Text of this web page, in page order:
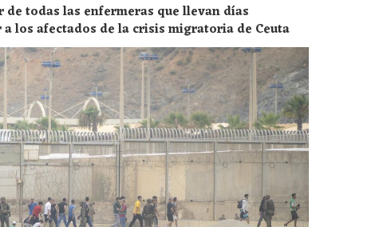
de todas las enfermeras que llevan días
los afectados de la crisis migratoria de Ceuta